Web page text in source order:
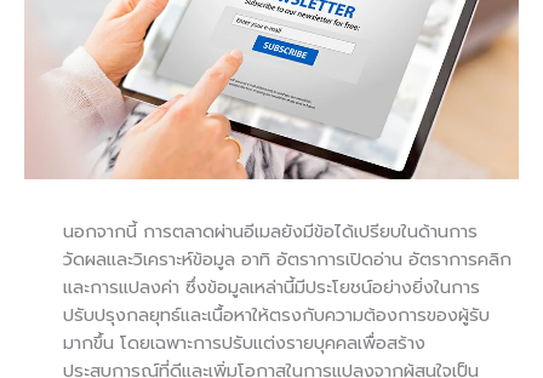
นอกจากนี้ การตลาดผ่านอีเมลยังมีข้อได้เปรียบในด้านการ
วัดผลและวิเคราะห์ข้อมูล อาทิ อัตราการเปิดอ่าน อัตราการคลิก
และการแปลงค่า ซึ่งข้อมูลเหล่านี้มีประโยชน์อย่างยิ่งในการ
ปรับปรุงกลยุทธ์และเนื้อหาให้ตรงกับความต้องการของผู้รับ
มากขึ้น โดยเฉพาะการปรับแต่งรายบุคคลเพื่อสร้าง
ประสบการณ์ที่ดีและเพิ่มโอกาสในการแปลงจากผู้สนใจเป็น